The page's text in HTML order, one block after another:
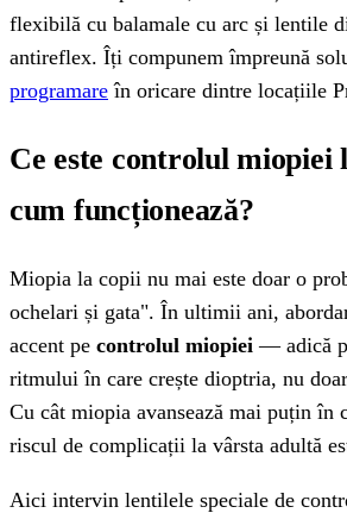
flexibilă cu balamale cu arc și lentile
antireflex. Îți compunem împreună
programare în oricare dintre locațiile
Ce este controlul miopiei
cum funcționează?
Miopia la copii nu mai este doar o
ochelari și gata". În ultimii ani,
accent pe controlul miopiei — adică
ritmului în care crește dioptria, nu
Cu cât miopia avansează mai puțin în
riscul de complicații la vârsta adultă
Aici intervin lentilele speciale de